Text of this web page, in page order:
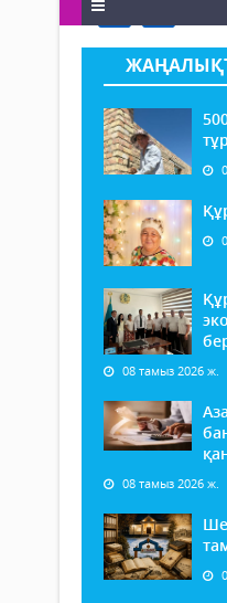
08 тамыз 2026 ж.
08 тамыз 2026 ж.